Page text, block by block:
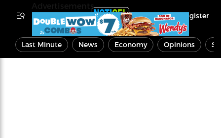
Register
Last Minute News Economy Opinions
Advertisements